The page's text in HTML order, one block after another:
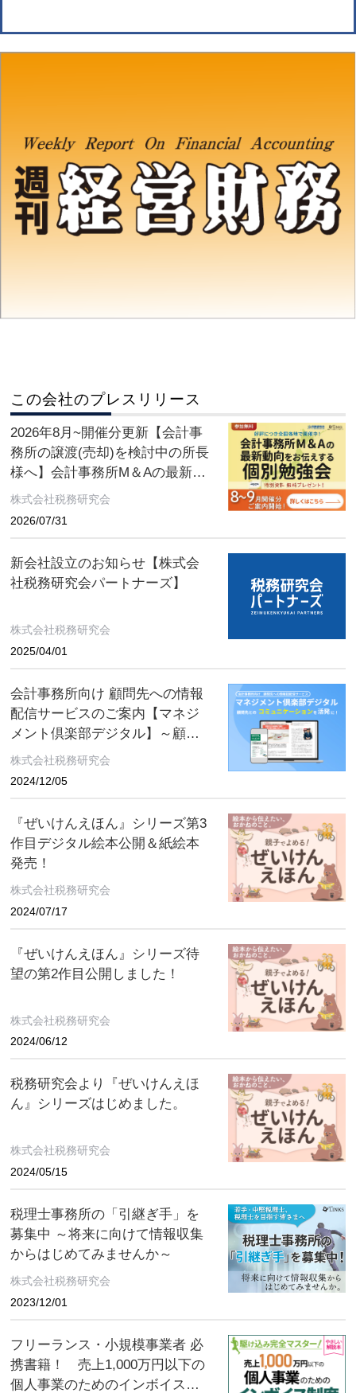
この会社のプレスリリース
2026年8月~開催分更新【会計事
務所の譲渡(売却)を検討中の所長
様へ】会計事務所M＆Aの最新動
向をお伝えする無料個別勉強会
地で開催中！～
株式会社税務研究会
2026/07/31
新会社設立のお知らせ【株式会
社税務研究会パートナーズ】
株式会社税務研究会
2025/04/01
会計事務所向け 顧問先への情報
配信サービスのご案内【マネジ
メント倶楽部デジタル】～顧問
先とのコミュニケーションを活
株式会社税務研究会
2024/12/05
『ぜいけんえほん』シリーズ第3
作目デジタル絵本公開＆紙絵本
発売！
株式会社税務研究会
2024/07/17
『ぜいけんえほん』シリーズ待
望の第2作目公開しました！
株式会社税務研究会
2024/06/12
税務研究会より『ぜいけんえほ
ん』シリーズはじめました。
株式会社税務研究会
2024/05/15
税理士事務所の「引継ぎ手」を
募集中 ～将来に向けて情報収集
からはじめてみませんか～
株式会社税務研究会
2023/12/01
フリーランス・小規模事業者 必
携書籍！ 売上1,000万円以下の
個人事業のためのインボイス制